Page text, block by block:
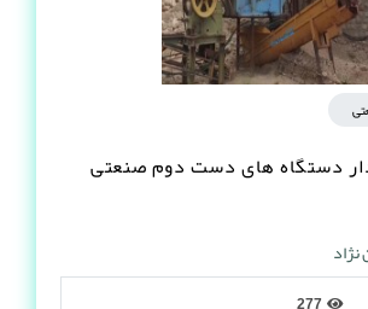
دستگاه های دست دوم صنعتی